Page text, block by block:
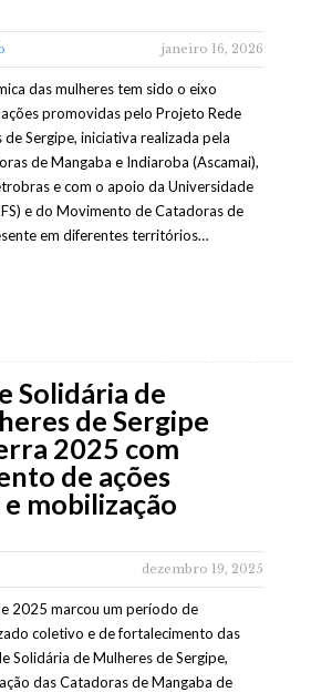
janeiro 16, 2026
das mulheres tem sido o eixo
promovidas pelo Projeto Rede
Sergipe, iniciativa realizada pela
de Mangaba e Indiaroba (Ascamai),
e com o apoio da Universidade
e do Movimento de Catadoras de
em diferentes territórios…
Solidária de
de Sergipe
2025 com
de ações
mobilização
dezembro 19, 2025
2025 marcou um período de
coletivo e de fortalecimento das
Solidária de Mulheres de Sergipe,
das Catadoras de Mangaba de